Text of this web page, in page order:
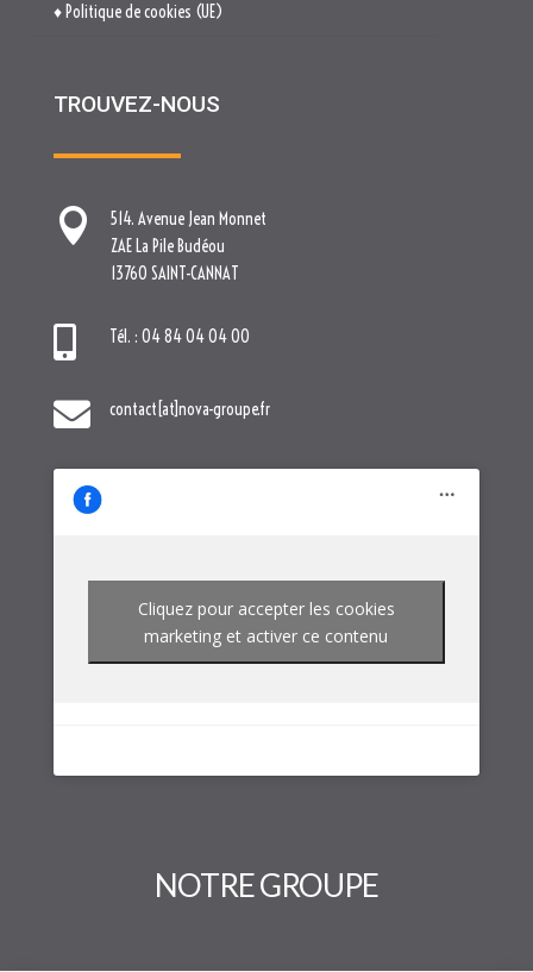
♦ Politique de cookies (UE)
TROUVEZ-NOUS

514. Avenue Jean Monnet
ZAE La Pile Budéou
13760 SAINT-CANNAT
 Tél. : 04 84 04 04 00
 contact[at]nova-groupe.fr
Cliquez pour accepter les cookies
marketing et activer ce contenu
NOTRE GROUPE